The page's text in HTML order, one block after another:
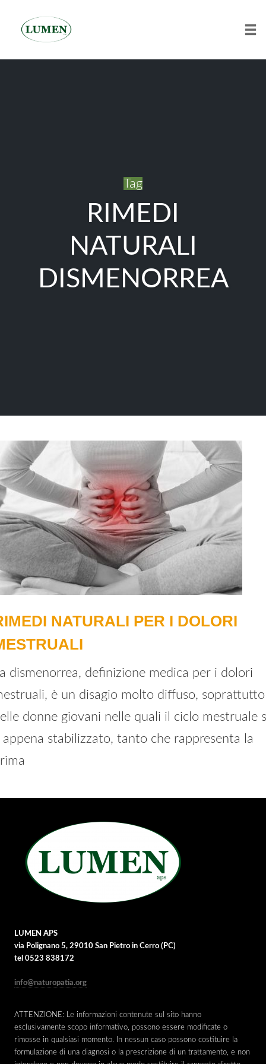
Tag
RIMEDI
NATURALI
DISMENORREA
NATURALI PER I DOLORI
dismenorrea, definizione medica per i dolori
è un disagio molto diffuso, soprattutto
donne giovani nelle quali il ciclo mestruale
appena stabilizzato, tanto che rappresenta la
LUMEN APS
via Polignano 5, 29010 San Pietro in Cerro (PC)
tel 0523 838172
info@naturopatia.org
ATTENZIONE: Le informazioni contenute sul sito hanno
esclusivamente scopo informativo, possono essere modificate o
rimosse in qualsiasi momento. In nessun caso possono costituire la
formulazione di una diagnosi o la prescrizione di un trattamento, e non